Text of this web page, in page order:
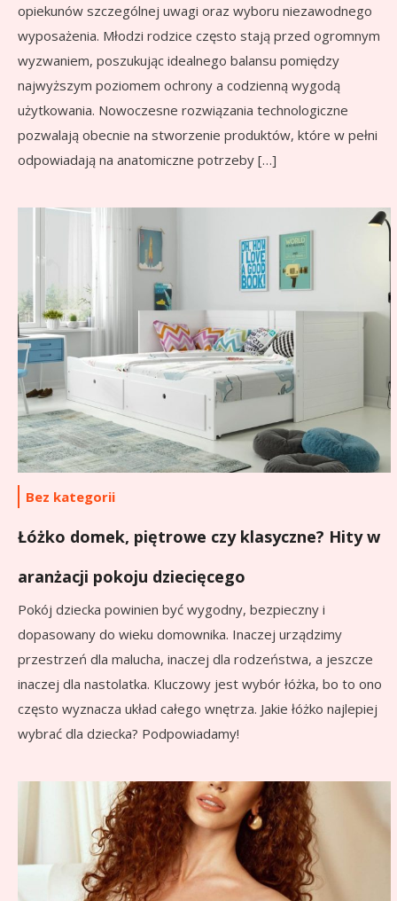
opiekunów szczególnej uwagi oraz wyboru niezawodnego
wyposażenia. Młodzi rodzice często stają przed ogromnym
wyzwaniem, poszukując idealnego balansu pomiędzy
najwyższym poziomem ochrony a codzienną wygodą
użytkowania. Nowoczesne rozwiązania technologiczne
pozwalają obecnie na stworzenie produktów, które w pełni
odpowiadają na anatomiczne potrzeby […]
Bez kategorii
Łóżko domek, piętrowe czy klasyczne? Hity w
aranżacji pokoju dziecięcego
Pokój dziecka powinien być wygodny, bezpieczny i
dopasowany do wieku domownika. Inaczej urządzimy
przestrzeń dla malucha, inaczej dla rodzeństwa, a jeszcze
inaczej dla nastolatka. Kluczowy jest wybór łóżka, bo to ono
często wyznacza układ całego wnętrza. Jakie łóżko najlepiej
wybrać dla dziecka? Podpowiadamy!